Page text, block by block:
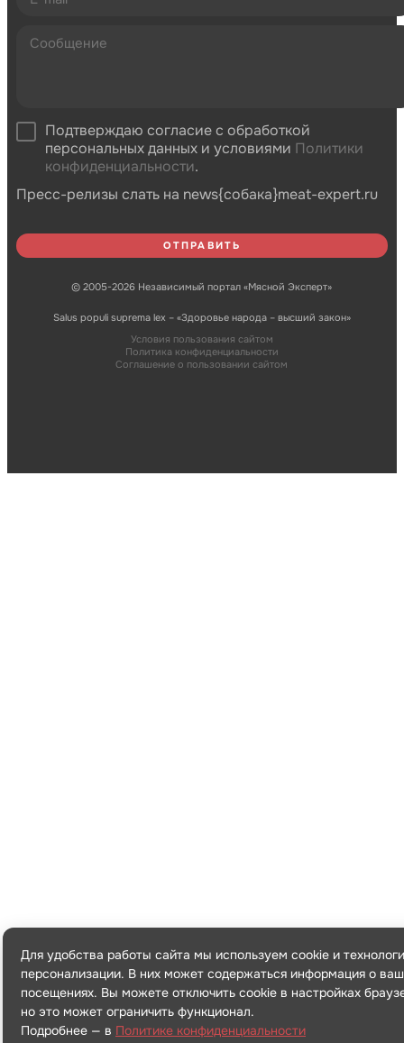
Подтверждаю согласие с обработкой
персональных данных и условиями Политики
конфиденциальности.
Пресс-релизы слать на news{собака}meat-expert.ru
© 2005-2026 Независимый портал «Мясной Эксперт»
Salus populi suprema lex – «Здоровье народа – высший закон»
Условия пользования сайтом
Политика конфиденциальности
Соглашение о пользовании сайтом
Для удобства работы сайта мы используем cookie и
персонализации. В них может содержаться информация о
посещениях. Вы можете отключить cookie в настройках
но это может ограничить функционал.
Подробнее — в Политике конфиденциальности